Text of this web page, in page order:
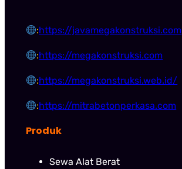
:https://javamegakonstruksi.com
:https://megakonstruksi.com
:https://megakonstruksi.web.id/
:https://mitrabetonperkasa.com
Produk
Sewa Alat Berat